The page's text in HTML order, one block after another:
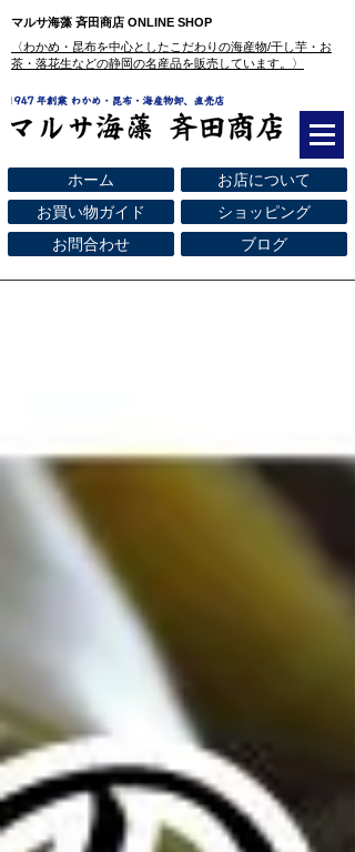
マルサ海藻 斉田商店 ONLINE SHOP
​〈わかめ・昆布を中心としたこだわりの海産物/干し芋・お
茶・落花生などの静岡の名産品を販売しています。〉
ホーム
お店について
お買い物ガイド
ショッピング
お問合わせ
ブログ